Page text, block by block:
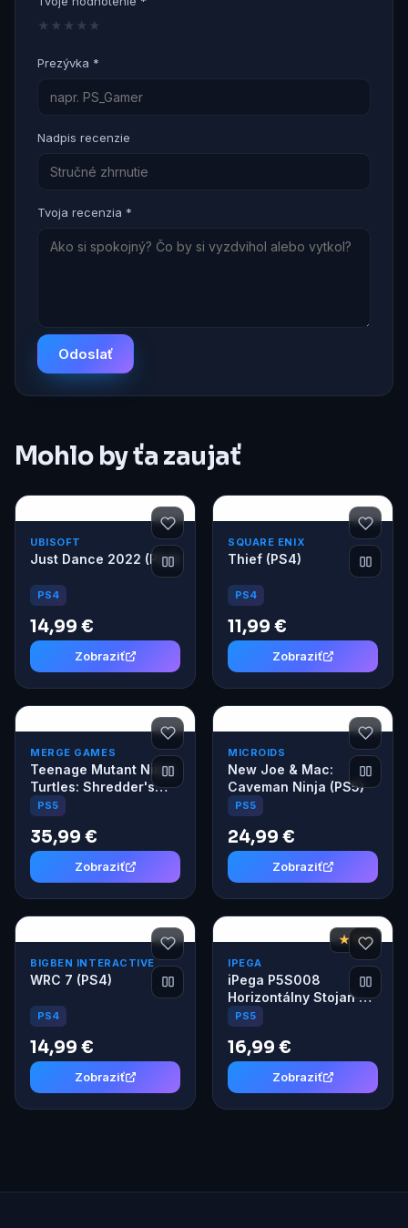
★
★
★
★
★
Prezývka *
Nadpis recenzie
Tvoja recenzia *
Odoslať
Mohlo by ťa zaujať
UBISOFT
Just Dance 2022 (PS4)
PS4
14,99 €
Zobraziť
SQUARE ENIX
Thief (PS4)
PS4
11,99 €
Zobraziť
MERGE GAMES
Teenage Mutant Ninja
Turtles: Shredder's
Revenge Ultimate
Edition (PS5)
PS5
35,99 €
Zobraziť
MICROIDS
New Joe & Mac:
Caveman Ninja (PS5)
PS5
24,99 €
Zobraziť
BIGBEN INTERACTIVE
WRC 7 (PS4)
PS4
14,99 €
Zobraziť
★ 7,6
IPEGA
iPega P5S008
Horizontálny Stojan s
USB HUB pre PS5
Slim/PS5 Pro biely
PS5
16,99 €
Zobraziť